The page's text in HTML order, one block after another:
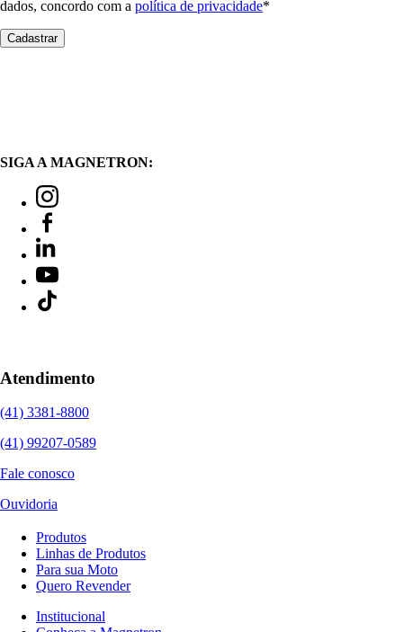
dados, concordo com a política de privacidade*
SIGA A MAGNETRON:
Atendimento
(41) 3381-8800
(41) 99207-0589
Fale conosco
Ouvidoria
Produtos
Linhas de Produtos
Para sua Moto
Quero Revender
Institucional